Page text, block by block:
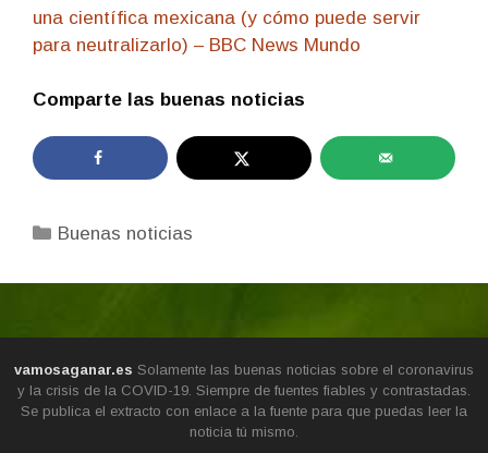
una científica mexicana (y cómo puede servir
para neutralizarlo) – BBC News Mundo
Comparte las buenas noticias
Categorías
Buenas noticias
vamosaganar.es Solamente las buenas noticias sobre el coronavirus
y la crisis de la COVID-19. Siempre de fuentes fiables y contrastadas.
Se publica el extracto con enlace a la fuente para que puedas leer la
noticia tú mismo.